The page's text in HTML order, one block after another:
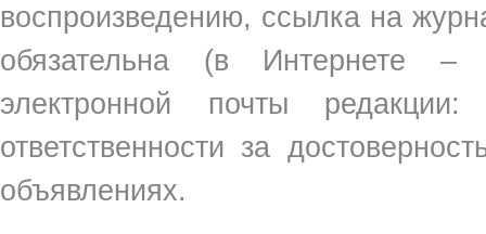
воспроизведению, ссылка на
обязательна (в Интернете
электронной почты
ответственности за
объявлениях.